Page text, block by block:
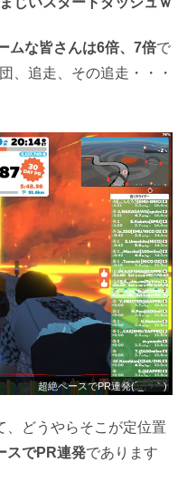
ムな皆さんは6倍、7倍で
、追走、その追走・・・
超絶ペースでPR連発(´_ゝ｀)
、どうやらそこが定位置
スでPR連発であります